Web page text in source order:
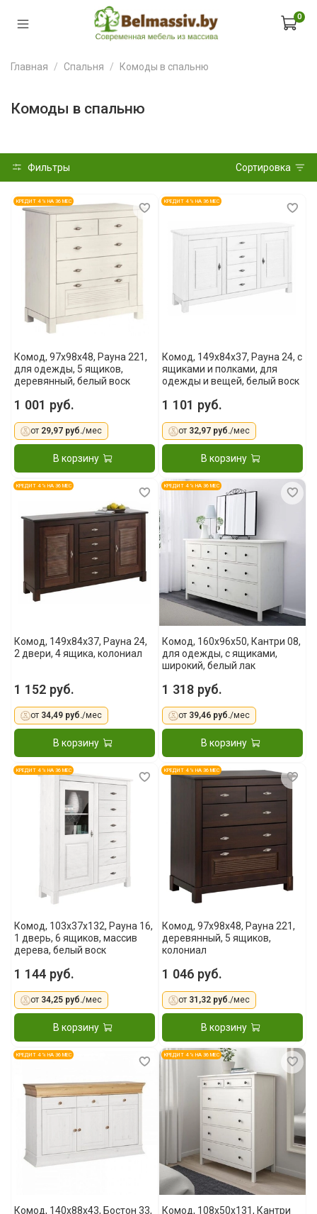
0
Главная Спальня Комоды в спальню
Комоды в спальню
Фильтры Сортировка
КРЕДИТ 4 % НА 36 МЕС
Комод, 97x98x48, Рауна 221,
для одежды, 5 ящиков,
деревянный, белый воск
1 001 руб.
от 29,97 руб./мес
В корзину
КРЕДИТ 4 % НА 36 МЕС
Комод, 149x84x37, Рауна 24, с
ящиками и полками, для
одежды и вещей, белый воск
1 101 руб.
от 32,97 руб./мес
В корзину
КРЕДИТ 4 % НА 36 МЕС
Комод, 149x84x37, Рауна 24,
2 двери, 4 ящика, колониал
1 152 руб.
от 34,49 руб./мес
В корзину
КРЕДИТ 4 % НА 36 МЕС
Комод, 160х96х50, Кантри 08,
для одежды, с ящиками,
широкий, белый лак
1 318 руб.
от 39,46 руб./мес
В корзину
КРЕДИТ 4 % НА 36 МЕС
Комод, 103x37x132, Рауна 16,
1 дверь, 6 ящиков, массив
дерева, белый воск
1 144 руб.
от 34,25 руб./мес
В корзину
КРЕДИТ 4 % НА 36 МЕС
Комод, 97x98x48, Рауна 221,
деревянный, 5 ящиков,
колониал
1 046 руб.
от 31,32 руб./мес
В корзину
КРЕДИТ 4 % НА 36 МЕС
Комод, 140x88x43, Бостон 33,
КРЕДИТ 4 % НА 36 МЕС
Комод, 108х50х131, Кантри